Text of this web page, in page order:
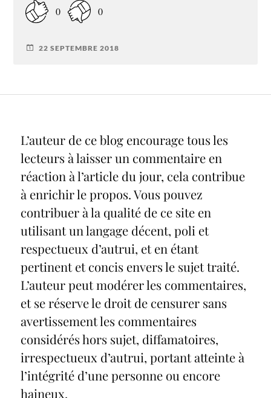
0 0
22 SEPTEMBRE 2018
L’auteur de ce blog encourage tous les
lecteurs à laisser un commentaire en
réaction à l’article du jour, cela contribue
à enrichir le propos. Vous pouvez
contribuer à la qualité de ce site en
utilisant un langage décent, poli et
respectueux d’autrui, et en étant
pertinent et concis envers le sujet traité.
L’auteur peut modérer les commentaires,
et se réserve le droit de censurer sans
avertissement les commentaires
considérés hors sujet, diffamatoires,
irrespectueux d’autrui, portant atteinte à
l’intégrité d’une personne ou encore
haineux.